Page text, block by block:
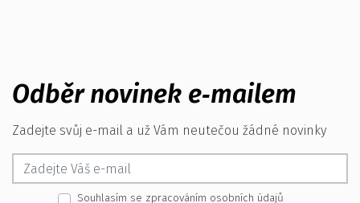
Odběr novinek e‑mailem
Zadejte svůj e-mail a už Vám neutečou žádné novinky
Souhlasím se zpracováním osobních údajů